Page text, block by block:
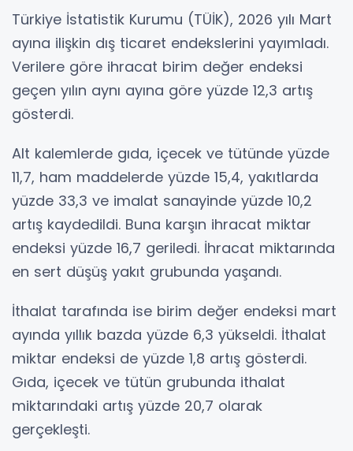
Türkiye İstatistik Kurumu (TÜİK), 2026 yılı Mart
ayına ilişkin dış ticaret endekslerini yayımladı.
Verilere göre ihracat birim değer endeksi
geçen yılın aynı ayına göre yüzde 12,3 artış
gösterdi.
Alt kalemlerde gıda, içecek ve tütünde yüzde
11,7, ham maddelerde yüzde 15,4, yakıtlarda
yüzde 33,3 ve imalat sanayinde yüzde 10,2
artış kaydedildi. Buna karşın ihracat miktar
endeksi yüzde 16,7 geriledi. İhracat miktarında
en sert düşüş yakıt grubunda yaşandı.
İthalat tarafında ise birim değer endeksi mart
ayında yıllık bazda yüzde 6,3 yükseldi. İthalat
miktar endeksi de yüzde 1,8 artış gösterdi.
Gıda, içecek ve tütün grubunda ithalat
miktarındaki artış yüzde 20,7 olarak
gerçekleşti.